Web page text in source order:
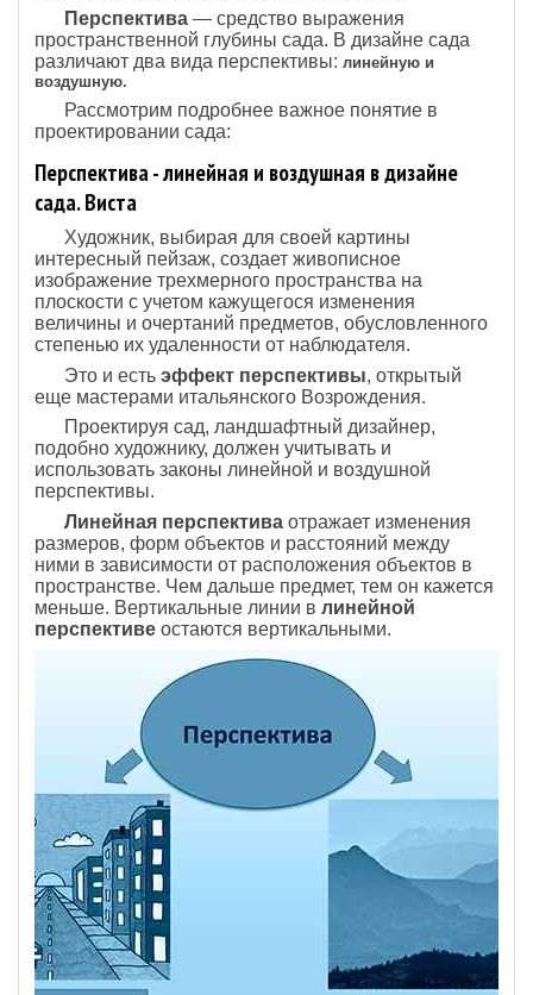
Перспектива— средство выражения
пространственной глубины сада. В дизайне сада
различают два вида перспективы: линейную и
воздушную.
Рассмотрим подробнее важное понятие в
проектировании сада:
Перспектива - линейная и воздушная в дизайне
сада. Виста
Художник, выбирая для своей картины
интересный пейзаж, создает живописное
изображение трехмер­ного пространства на
плоскости с учетом кажущегося изменения
величины и очертаний предметов, обуслов­ленного
степенью их удаленности от наблюдателя.
Это и есть эффект перспективы, открытый
еще масте­рами итальянского Возрождения.
Проектируя сад, ландшафтный дизайнер,
подобно художнику, должен учитывать и
использовать законы линейной и воздушной
перспективы.
Линейная перспектива отражает изменения
разме­ров, форм объектов и расстояний между
ними в зави­симости от расположения объектов в
пространстве. Чем дальше предмет, тем он кажется
меньше. Верти­кальные линии в линейной
перспективеостаются вер­тикальными.